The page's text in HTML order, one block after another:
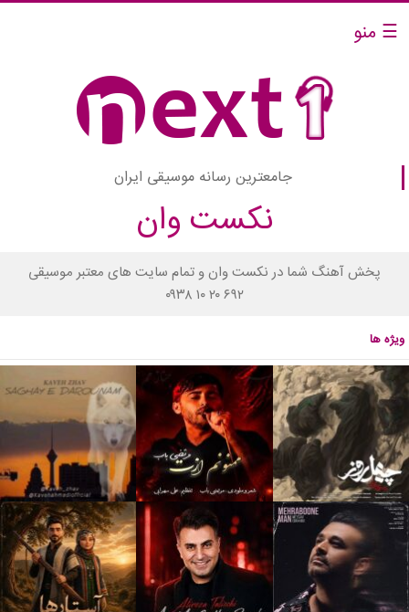
☰ منو
جامعترین رسانه موسیقی ایران
نکست وان
پخش آهنگ شما در نکست وان و تمام سایت های معتبر موسیقی
۰۹۳۸ ۱۰ ۲۰ ۶۹۲
ویژه ها